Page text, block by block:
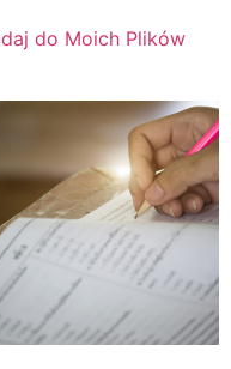
do Moich Plików